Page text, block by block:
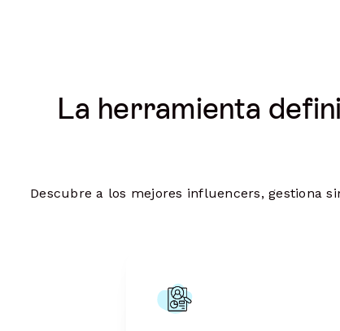
La herramienta
Descubre a los mejores influencers, gestiona